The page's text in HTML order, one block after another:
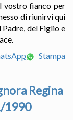
vostro fianco per
di riunirvi qui
del Figlio e
Stampa
Regina
1990